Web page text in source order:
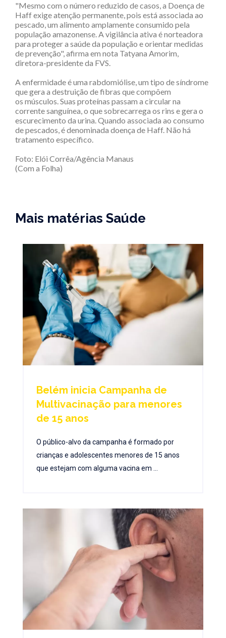
"Mesmo com o número reduzido de casos, a Doença de
Haff exige atenção permanente, pois está associada ao
pescado, um alimento amplamente consumido pela
população amazonense. A vigilância ativa é norteadora
para proteger a saúde da população e orientar medidas
de prevenção", afirma em nota Tatyana Amorim,
diretora-presidente da FVS.
A enfermidade é uma rabdomiólise, um tipo de síndrome
que gera a destruição de fibras que compõem
os músculos. Suas proteínas passam a circular na
corrente sanguínea, o que sobrecarrega os rins e gera o
escurecimento da urina. Quando associada ao consumo
de pescados, é denominada doença de Haff. Não há
tratamento específico.
Foto: Elói Corrêa/Agência Manaus
(Com a Folha)
Mais matérias Saúde
Belém inicia Campanha de
Multivacinação para menores
de 15 anos
O público-alvo da campanha é formado por
crianças e adolescentes menores de 15 anos
que estejam com alguma vacina em ...